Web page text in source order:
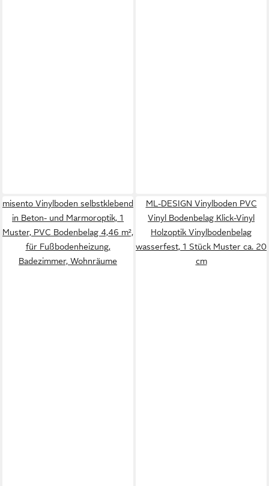
misento Vinylboden selbstklebend
in Beton- und Marmoroptik, 1
Muster, PVC Bodenbelag 4,46 m²,
für Fußbodenheizung,
Badezimmer, Wohnräume
ML-DESIGN Vinylboden PVC
Vinyl Bodenbelag Klick-Vinyl
Holzoptik Vinylbodenbelag
wasserfest, 1 Stück Muster ca. 20
cm